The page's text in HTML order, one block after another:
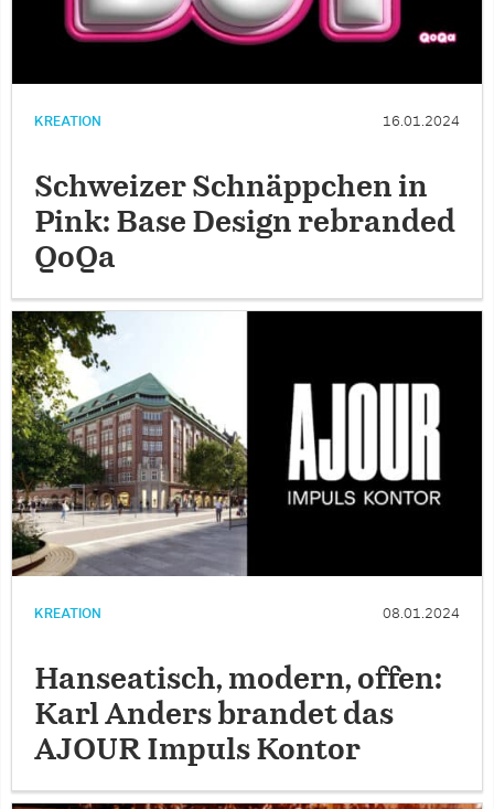
KREATION 16.01.2024
Schweizer Schnäppchen in
Pink: Base Design rebranded
QoQa
KREATION 08.01.2024
Hanseatisch, modern, offen:
Karl Anders brandet das
AJOUR Impuls Kontor